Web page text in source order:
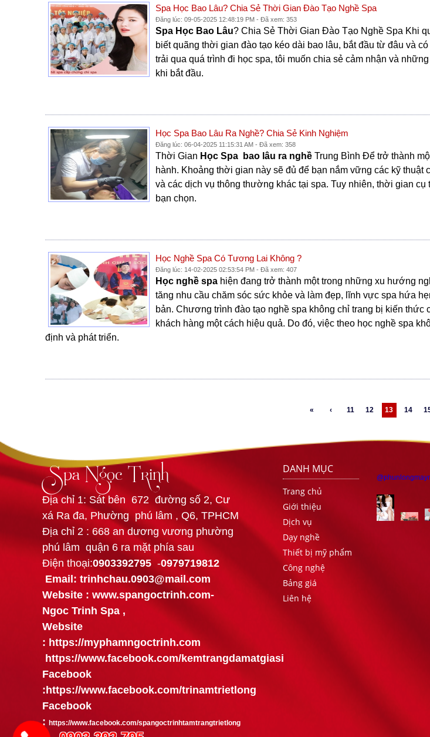
Spa Học Bao Lâu? Chia Sẻ Thời Gian Đào Tạo Nghề Spa
Đăng lúc: 09-05-2025 12:48:19 PM - Đã xem: 353
Spa Học Bao Lâu? Chia Sẻ Thời Gian Đào Tạo Nghề Spa Khi
biết quãng thời gian đào tạo kéo dài bao lâu, bắt đầu từ đâu và
trải qua quá trình đi học spa, tôi muốn chia sẻ cảm nhận và
khi bắt đầu.
Học Spa Bao Lâu Ra Nghề? Chia Sẻ Kinh Nghiệm
Đăng lúc: 06-04-2025 11:15:31 AM - Đã xem: 358
Thời Gian Học Spa bao lâu ra nghề Trung Bình Để trở thành
hành. Khoảng thời gian này sẽ đủ để bạn nắm vững các kỹ thuật
và các dịch vụ thông thường khác tại spa. Tuy nhiên, thời gian
bạn chọn.
Học Nghề Spa Có Tương Lai Không ?
Đăng lúc: 14-02-2025 02:53:54 PM - Đã xem: 407
Học nghề spa hiện đang trở thành một trong những xu hướng
tăng nhu cầu chăm sóc sức khỏe và làm đẹp, lĩnh vực spa hứa
bản. Chương trình đào tạo nghề spa không chỉ trang bị kiến
khách hàng một cách hiệu quả. Do đó, việc theo học nghề spa
định và phát triển.
« ‹ 11 12 13 14
Spa Ngọc Trinh
Địa chỉ 1: Sát bên 672 đường số 2, Cư
xá Ra đa, Phường phú lâm , Q6, TPHCM
Địa chỉ 2 : 668 an dương vương phường
phú lâm quận 6 ra mặt phía sau
Điện thoại:0903392795 -0979719812
Email: trinhchau.0903@mail.com
Website : www.spangoctrinh.com-
Ngoc Trinh Spa ,
Website
: https://myphamngoctrinh.com
https://www.facebook.com/kemtrangdamatgiasi
Facebook
: https://www.facebook.com/trinamtrietlong
Facebook
: https://www.facebook.com/spangoctrinhtamtrangtrietlong
DANH MỤC
Trang chủ
Giới thiệu
Dịch vụ
Dạy nghề
Thiết bị mỹ phẩm
Công nghệ
Bảng giá
Liên hệ